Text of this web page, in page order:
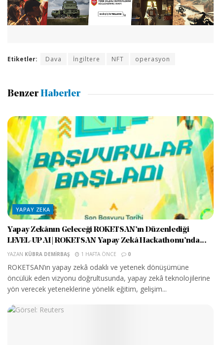
Etiketler: Dava İngiltere NFT operasyon
Benzer Haberler
YAPAY ZEKA
Yapay Zekânın Geleceği ROKETSAN’ın Düzenlediği
LEVEL-UP AI | ROKETSAN Yapay Zekâ Hackathonu’nda...
YAZAN KÜBRA DEMIRBAŞ 1 HAFTA ÖNCE 0
ROKETSAN’ın yapay zekâ odaklı ve yetenek dönüşümüne
öncülük eden vizyonu doğrultusunda, yapay zekâ teknolojilerine
yön verecek yeteneklerine yönelik eğitim, gelişim...